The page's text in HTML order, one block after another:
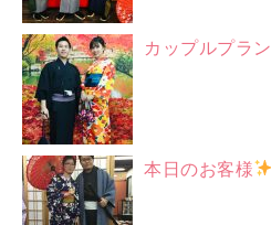
カップルプラン
本日のお客様